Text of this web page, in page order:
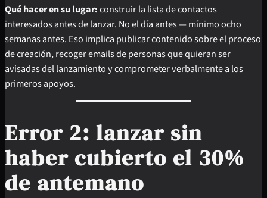
Qué hacer en su lugar:construir la lista de contactos
interesados antes de lanzar. No el día antes — mínimo ocho
semanas antes. Eso implica publicar contenido sobre el proceso
de creación, recoger emails de personas que quieran ser
avisadas del lanzamiento y comprometer verbalmente a los
primeros apoyos.
Error 2: lanzar sin
haber cubierto el 30%
de antemano